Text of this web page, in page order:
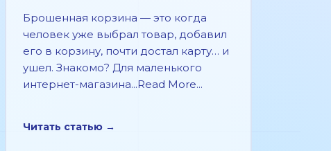
Брошенная корзина — это когда
человек уже выбрал товар, добавил
его в корзину, почти достал карту… и
ушел. Знакомо? Для маленького
интернет-магазина...Read More...
Читать статью →